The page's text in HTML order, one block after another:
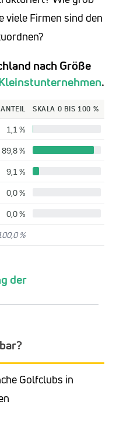
viele Firmen sind den
nach Größe
.
ANTEIL SKALA 0 BIS 100 %
1,1 %
89,8 %
9,1 %
0,0 %
0,0 %
%
der
Golfclubs in